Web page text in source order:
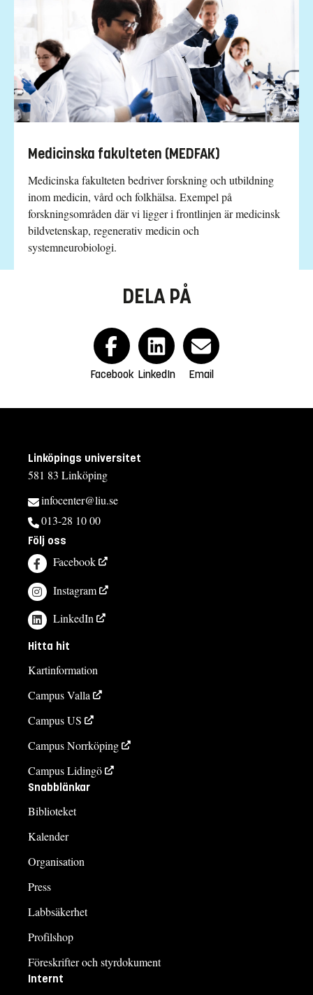
Medicinska fakulteten (MEDFAK)
Medicinska fakulteten bedriver forsk­ning och utbildning
inom medicin, vård och folkhälsa. Exempel på
forskningsområden där vi ligger i frontlinjen är medicinsk
bild­vetenskap, regenerativ medicin och
systemneurobiologi.
DELA PÅ
Facebook LinkedIn Email
Linköpings universitet
581 83 Linköping
infocenter@liu.se
013-28 10 00
Följ oss
Facebook
Instagram
LinkedIn
Hitta hit
Kartinformation
Campus Valla
Campus US
Campus Norrköping
Campus Lidingö
Snabblänkar
Biblioteket
Kalender
Organisation
Press
Labbsäkerhet
Profilshop
Föreskrifter och styrdokument
Internt